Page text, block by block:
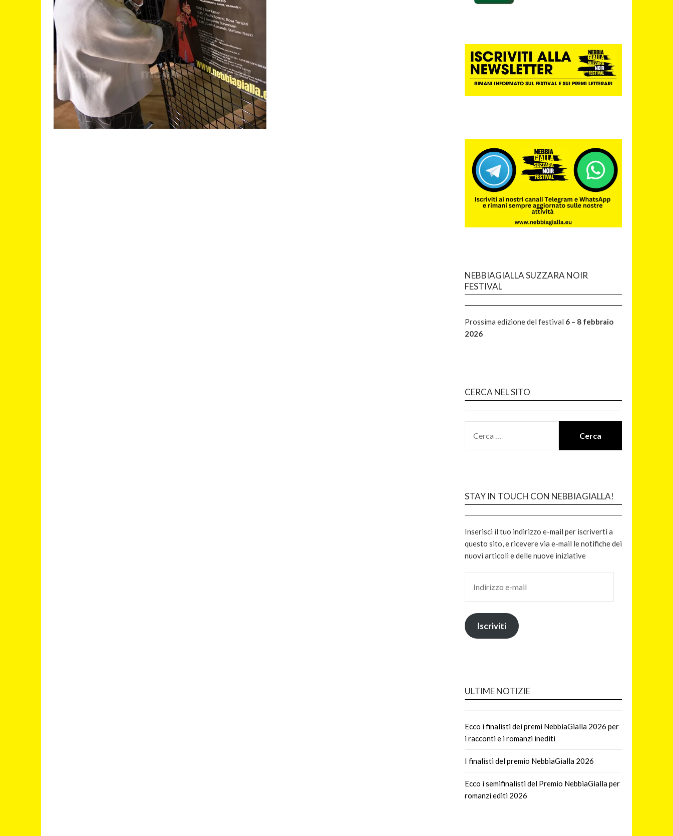
NEBBIAGIALLA SUZZARA NOIR
FESTIVAL
Prossima edizione del festival 6 – 8 febbraio
2026
CERCA NEL SITO
STAY IN TOUCH CON NEBBIAGIALLA!
Inserisci il tuo indirizzo e-mail per iscriverti a
questo sito, e ricevere via e-mail le notifiche dei
nuovi articoli e delle nuove iniziative
Iscriviti
ULTIME NOTIZIE
Ecco i finalisti dei premi NebbiaGialla 2026 per
i racconti e i romanzi inediti
I finalisti del premio NebbiaGialla 2026
Ecco i semifinalisti del Premio NebbiaGialla per
romanzi editi 2026